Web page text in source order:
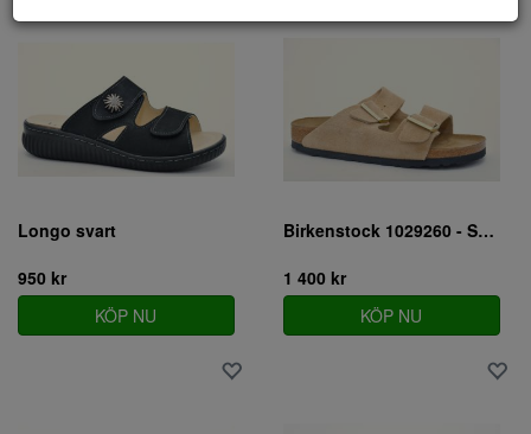
Longo svart
950 kr
KÖP NU
Birkenstock 1029260 - SMAL
1 400 kr
KÖP NU